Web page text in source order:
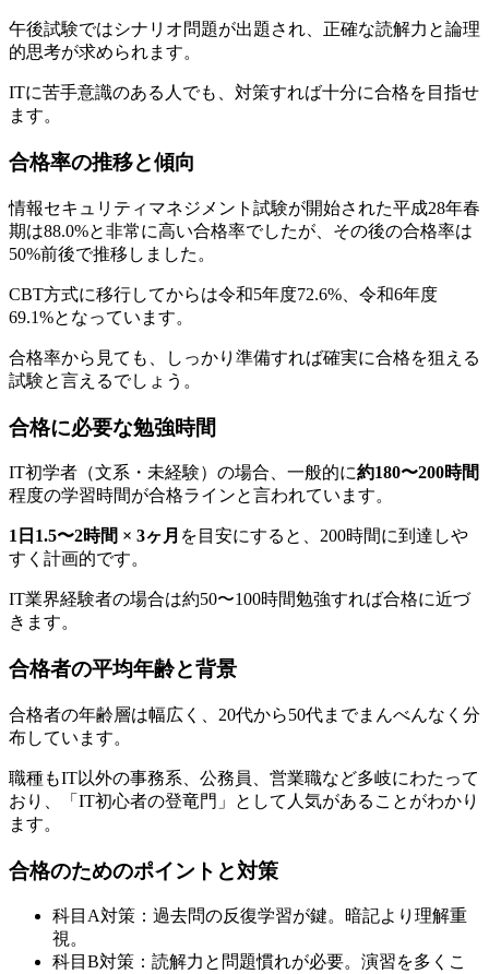
午後試験ではシナリオ問題が出題され、正確な読解力と論理
的思考が求められます。
ITに苦手意識のある人でも、対策すれば十分に合格を目指せ
ます。
合格率の推移と傾向
情報セキュリティマネジメント試験が開始された平成28年春
期は88.0%と非常に高い合格率でしたが、その後の合格率は
50%前後で推移しました。
CBT方式に移行してからは令和5年度72.6%、令和6年度
69.1%となっています。
合格率から見ても、しっかり準備すれば確実に合格を狙える
試験と言えるでしょう。
合格に必要な勉強時間
IT初学者（文系・未経験）の場合、一般的に約180〜200時間
程度の学習時間が合格ラインと言われています。
1日1.5〜2時間 × 3ヶ月 を目安にすると、200時間に到達しや
すく計画的です。
IT業界経験者の場合は約50〜100時間勉強すれば合格に近づ
きます。
合格者の平均年齢と背景
合格者の年齢層は幅広く、20代から50代までまんべんなく分
布しています。
職種もIT以外の事務系、公務員、営業職など多岐にわたって
おり、「IT初心者の登竜門」として人気があることがわかり
ます。
合格のためのポイントと対策
科目A対策：過去問の反復学習が鍵。暗記より理解重
視。
科目B対策：読解力と問題慣れが必要。演習を多くこ